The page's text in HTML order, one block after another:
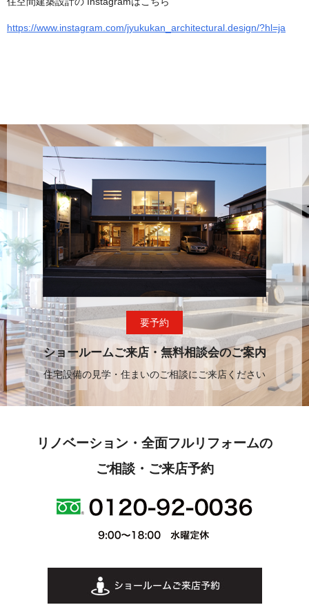
https://www.instagram.com/jyukukan_architectural.design/?hl=ja
要予約
ショールームご来店・無料相談会のご案内
住宅設備の見学・住まいのご相談にご来店ください
リノベーション・全面フルリフォームの
ご相談・ご来店予約